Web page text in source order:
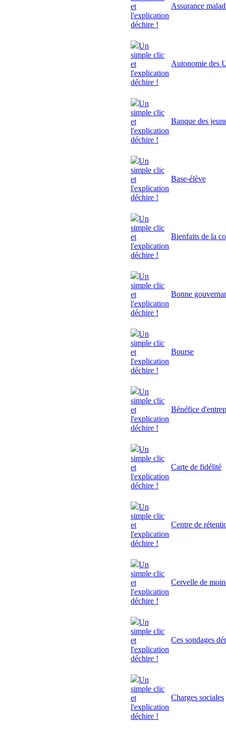
et
l'explication
déchire !
Assurance
Un
simple clic
et
l'explication
déchire !
Autonomie des
Un
simple clic
et
l'explication
déchire !
Banque des
Un
simple clic
et
l'explication
déchire !
Base-élève
Un
simple clic
et
l'explication
déchire !
Bienfaits de la
Un
simple clic
et
l'explication
déchire !
Bonne
Un
simple clic
et
l'explication
déchire !
Bourse
Un
simple clic
et
l'explication
déchire !
Bénéfice
Un
simple clic
et
l'explication
déchire !
Carte de fidélité
Un
simple clic
et
l'explication
déchire !
Centre de
Un
simple clic
et
l'explication
déchire !
Cervelle de
Un
simple clic
et
l'explication
déchire !
Ces sondages
Un
simple clic
et
l'explication
déchire !
Charges sociales